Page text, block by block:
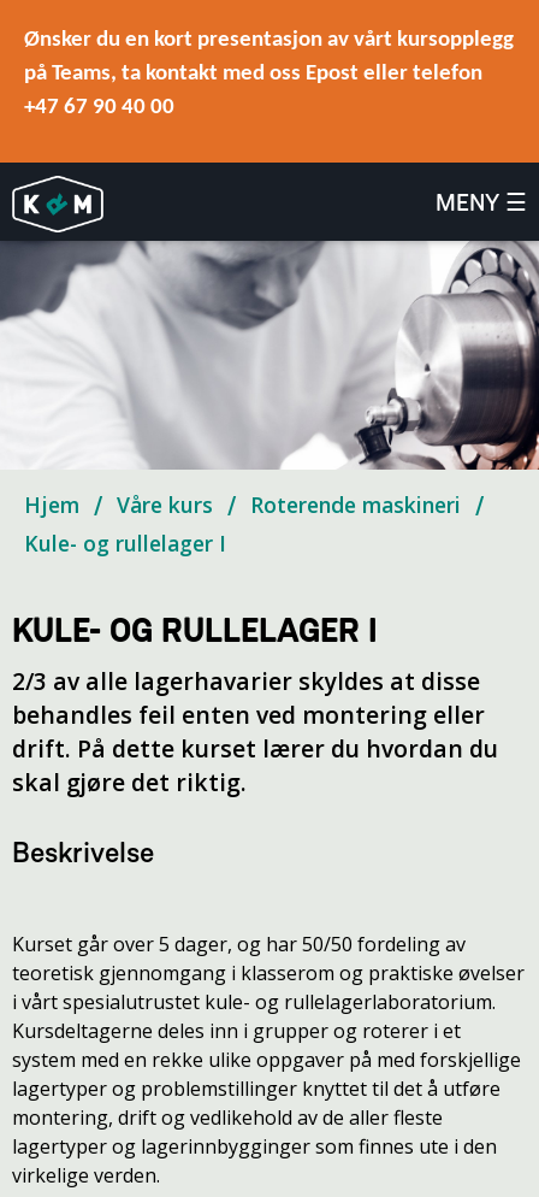
Ønsker du en kort presentasjon av vårt kursopplegg
på Teams, ta kontakt med oss Epost eller telefon
+47 67 90 40 00
MENY ☰
Hjem Våre kurs
Roterende maskineri
Kule- og rullelager I
KULE- OG RULLELAGER I
2/3 av alle lagerhavarier skyldes at disse
behandles feil enten ved montering eller
drift. På dette kurset lærer du hvordan du
skal gjøre det riktig.
Beskrivelse
Kurset går over 5 dager, og har 50/50 fordeling av
teoretisk gjennomgang i klasserom og praktiske øvelser
i vårt spesialutrustet kule- og rullelagerlaboratorium.
Kursdeltagerne deles inn i grupper og roterer i et
system med en rekke ulike oppgaver på med forskjellige
lagertyper og problemstillinger knyttet til det å utføre
montering, drift og vedlikehold av de aller fleste
lagertyper og lagerinnbygginger som finnes ute i den
virkelige verden.